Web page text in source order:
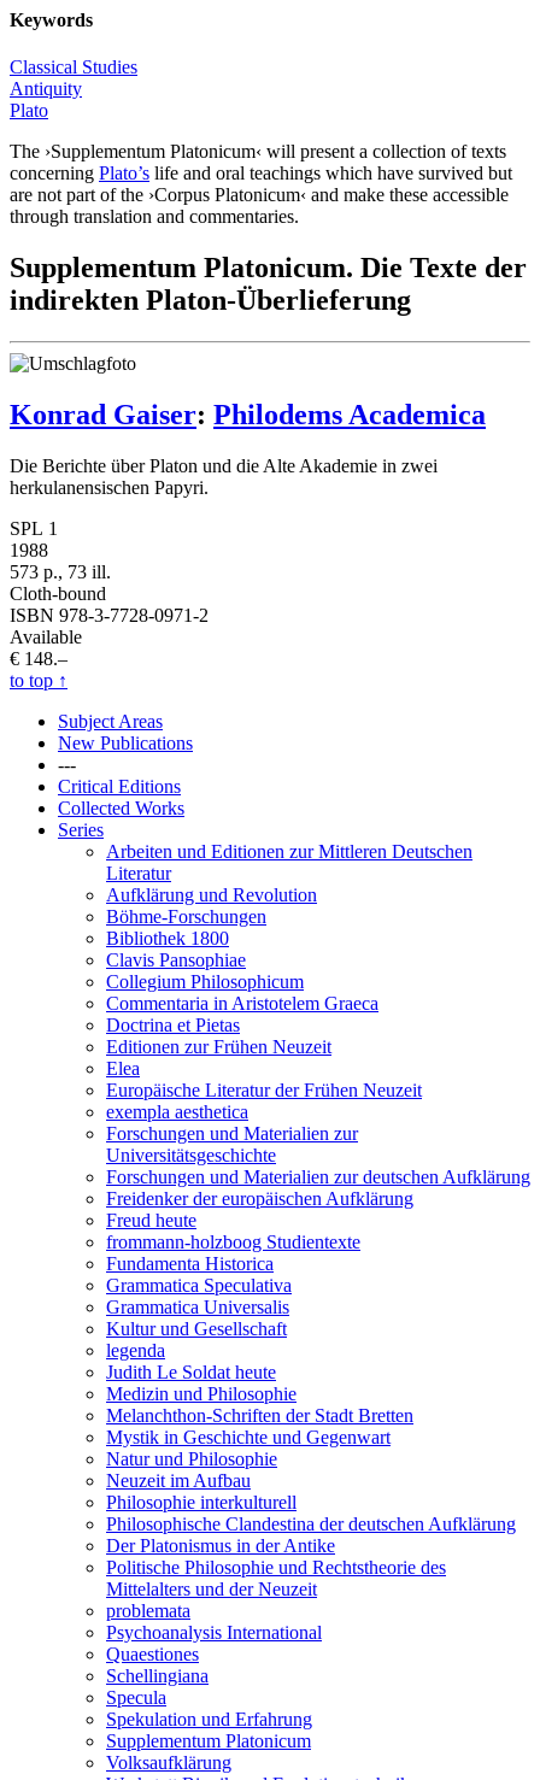
Keywords
Classical Studies
Antiquity
Plato
The ›Supplementum Platonicum‹ will present a collection of texts
concerning Plato’s life and oral teachings which have survived but
are not part of the ›Corpus Platonicum‹ and make these accessible
through translation and commentaries.
Supplementum Platonicum. Die Texte der
indirekten Platon-Überlieferung
Konrad Gaiser: Philodems Academica
Die Berichte über Platon und die Alte Akademie in zwei
herkulanensischen Papyri.
SPL 1
1988
573 p., 73 ill.
Cloth-bound
ISBN 978-3-7728-0971-2
Available
€ 148.–
to top ↑
Subject Areas
New Publications
---
Critical Editions
Collected Works
Series
Arbeiten und Editionen zur Mittleren Deutschen
Literatur
Aufklärung und Revolution
Böhme-Forschungen
Bibliothek 1800
Clavis Pansophiae
Collegium Philosophicum
Commentaria in Aristotelem Graeca
Doctrina et Pietas
Editionen zur Frühen Neuzeit
Elea
Europäische Literatur der Frühen Neuzeit
exempla aesthetica
Forschungen und Materialien zur
Universitätsgeschichte
Forschungen und Materialien zur deutschen Aufklärung
Freidenker der europäischen Aufklärung
Freud heute
frommann-holzboog Studientexte
Fundamenta Historica
Grammatica Speculativa
Grammatica Universalis
Kultur und Gesellschaft
legenda
Judith Le Soldat heute
Medizin und Philosophie
Melanchthon-Schriften der Stadt Bretten
Mystik in Geschichte und Gegenwart
Natur und Philosophie
Neuzeit im Aufbau
Philosophie interkulturell
Philosophische Clandestina der deutschen Aufklärung
Der Platonismus in der Antike
Politische Philosophie und Rechtstheorie des
Mittelalters und der Neuzeit
problemata
Psychoanalysis International
Quaestiones
Schellingiana
Specula
Spekulation und Erfahrung
Supplementum Platonicum
Volksaufklärung